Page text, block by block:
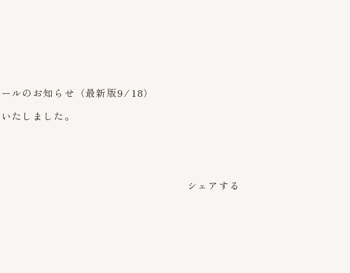
ルのお知らせ（最新版9/18）
たしました。
シェアする